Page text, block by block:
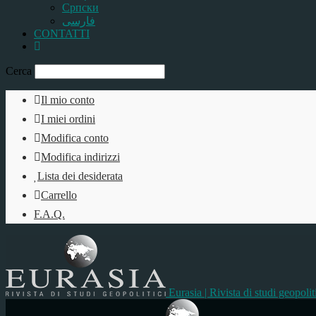
Српски
فارسی
CONTATTI
Cerca
Il mio conto
I miei ordini
Modifica conto
Modifica indirizzi
Lista dei desiderata
Carrello
F.A.Q.
Eurasia | Rivista di studi